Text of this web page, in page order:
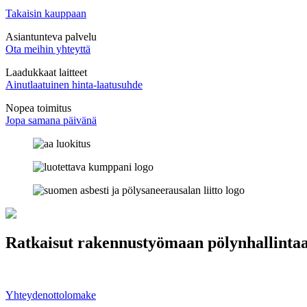
Takaisin kauppaan
Asiantunteva palvelu
Ota meihin yhteyttä
Laadukkaat laitteet
Ainutlaatuinen hinta-laatusuhde
Nopea toimitus
Jopa samana päivänä
Ratkaisut rakennustyömaan
Yhteydenottolomake